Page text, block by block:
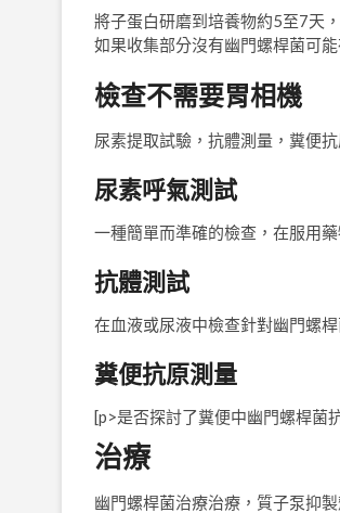
將子蛋白研磨到培養物約5至7天
如果收集部分沒有幽門螺桿菌可能
檢查不需要胃相機
尿素提取試驗，抗體測量，糞便抗
尿素呼氣測試
一種簡單而準確的檢查，在服用
抗體測試
在血液或尿液中檢查針對幽門螺桿
糞便抗原測量
[p>是否探討了糞便中幽門螺桿菌
治療
幽門螺桿菌治療治療，質子泵抑